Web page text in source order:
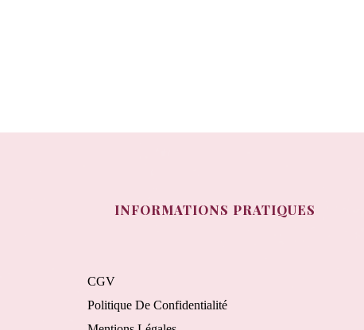
INFORMATIONS PRATIQUES
CGV
Politique De Confidentialité